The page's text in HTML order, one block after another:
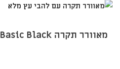
מאוורר תקרה Bora Basic Black